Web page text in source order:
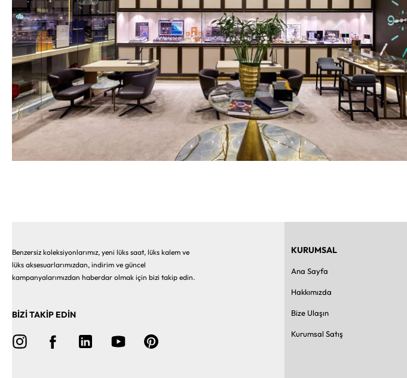
Benzersiz koleksiyonlarımız, yeni lüks saat, lüks kalem ve
lüks aksesuarlarımızdan, indirim ve güncel
kampanyalarımızdan haberdar olmak için bizi takip edin.
BİZİ TAKİP EDİN
KURUMSAL
Ana Sayfa
Hakkımızda
Bize Ulaşın
Kurumsal Satış